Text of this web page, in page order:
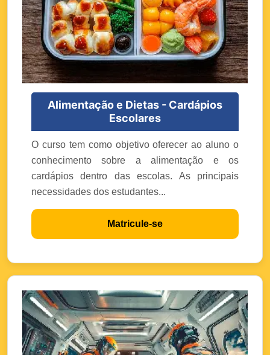
Alimentação e Dietas - Cardápios
Escolares
O curso tem como objetivo oferecer ao aluno o
conhecimento sobre a alimentação e os
cardápios dentro das escolas. As principais
necessidades dos estudantes...
Matricule-se